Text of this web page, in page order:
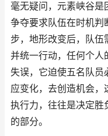
毫无疑问，元素峡谷是
争夺要求队伍在时机判
步，地形改变后，队伍
并统一行动，任何个人
失误，它迫使五名队员
应变化，去创造机会，
执行力，往往是决定胜
的部分。